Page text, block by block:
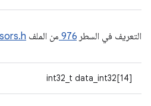
التعريف في السطر 976 من الملف
int32_t data_int32[14]